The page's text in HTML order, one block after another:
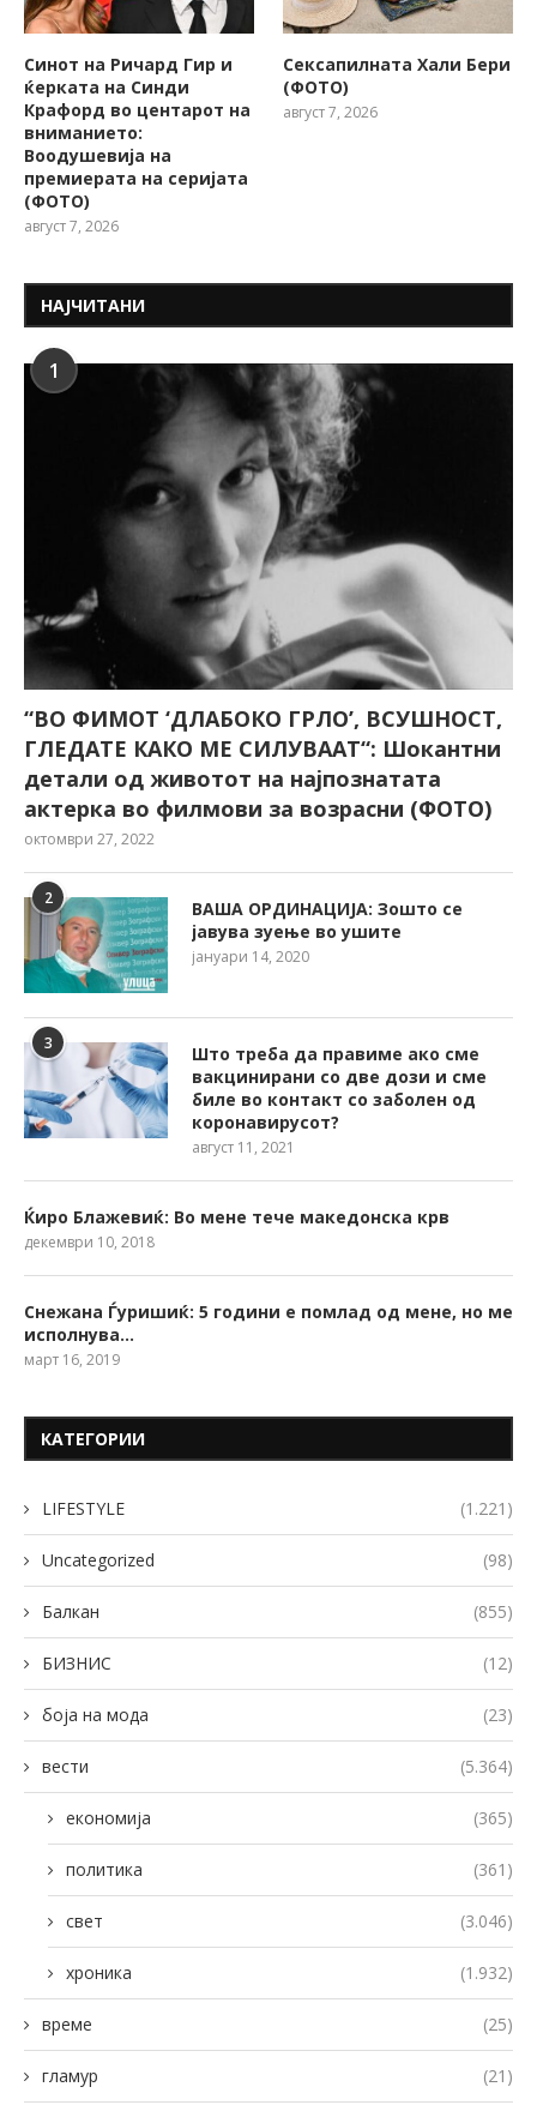
Синот на Ричард Гир и
ќерката на Синди
Крафорд во центарот на
вниманието:
Воодушевија на
премиерата на серијата
(ФОТО)
август 7, 2026
Сексапилната Хали Бери
(ФОТО)
август 7, 2026
НАЈЧИТАНИ
1
“ВО ФИМОТ ‘ДЛАБОКО ГРЛО’, ВСУШНОСТ,
ГЛЕДАТЕ КАКО МЕ СИЛУВААТ“: Шокантни
детали од животот на најпознатата
актерка во филмови за возрасни (ФОТО)
октомври 27, 2022
2
ВАША ОРДИНАЦИЈА: Зошто се
јавува зуење во ушите
јануари 14, 2020
3
Што треба да правиме ако сме
вакцинирани со две дози и сме
биле во контакт со заболен од
коронавирусот?
август 11, 2021
Ќиро Блажевиќ: Во мене тече македонска крв
декември 10, 2018
Снежана Ѓуришиќ: 5 години е помлад од мене, но ме
исполнува…
март 16, 2019
КАТЕГОРИИ
LIFESTYLE (1.221)
Uncategorized (98)
Балкан (855)
БИЗНИС (12)
боја на мода (23)
вести (5.364)
економија (365)
политика (361)
свет (3.046)
хроника (1.932)
време (25)
гламур (21)